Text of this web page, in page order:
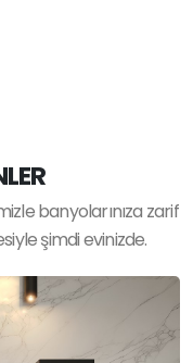
banyolarınıza zarif
şimdi evinizde.